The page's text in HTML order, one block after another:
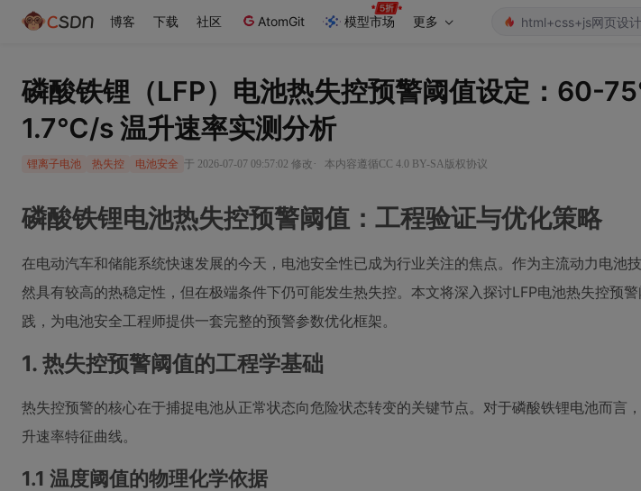
博客 下载 社区 AtomGit 模型市场 更多
磷酸铁锂（LFP）电池热失控预警阈值设定：60-
1.7℃/s 温升速率实测分析
锂离子电池 热失控 电池安全 于 2026-07-07 09:57:02 修改 · 本内容遵循CC 4.0 BY-SA版权协议
磷酸铁锂电池热失控预警阈值：工程验证与优化策略
在电动汽车和储能系统快速发展的今天，电池安全性已成为行业关注的焦点。作为主流动力电池
然具有较高的热稳定性，但在极端条件下仍可能发生热失控。本文将深入探讨LFP电池热失控预
践，为电池安全工程师提供一套完整的预警参数优化框架。
1. 热失控预警阈值的工程学基础
热失控预警的核心在于捕捉电池从正常状态向危险状态转变的关键节点。对于磷酸铁锂电池而言
升速率特征曲线。
1.1 温度阈值的物理化学依据